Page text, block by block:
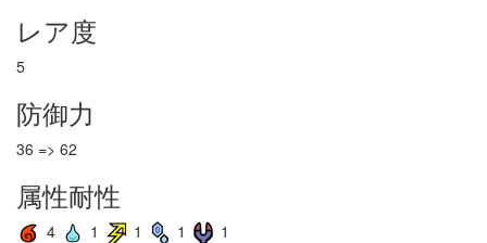
レア度
5
防御力
36 => 62
属性耐性
4 1 1 1 1